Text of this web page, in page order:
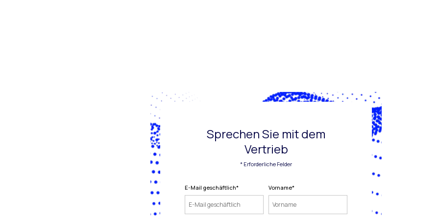
Sprechen Sie mit dem
Vertrieb
* Erforderliche Felder
E-Mail geschäftlich* Vorname*